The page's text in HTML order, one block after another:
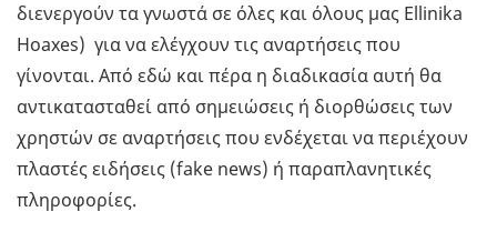
διενεργούν τα γνωστά σε όλες και όλους μας Ellinika
Hoaxes) για να ελέγχουν τις αναρτήσεις που
γίνονται. Από εδώ και πέρα η διαδικασία αυτή θα
αντικατασταθεί από σημειώσεις ή διορθώσεις των
χρηστών σε αναρτήσεις που ενδέχεται να περιέχουν
πλαστές ειδήσεις (fake news) ή παραπλανητικές
πληροφορίες.